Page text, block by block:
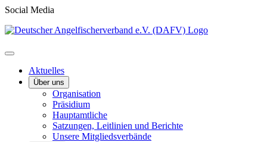
Social Media
Aktuelles
Über uns
Organisation
Präsidium
Hauptamtliche
Satzungen, Leitlinien und Berichte
Unsere Mitgliedsverbände